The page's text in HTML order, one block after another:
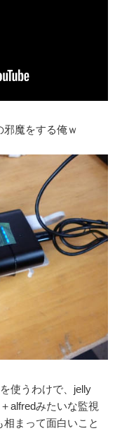
魔をする俺ｗ
使うわけで、jelly
alfredみたいな監視
まって面白いこと